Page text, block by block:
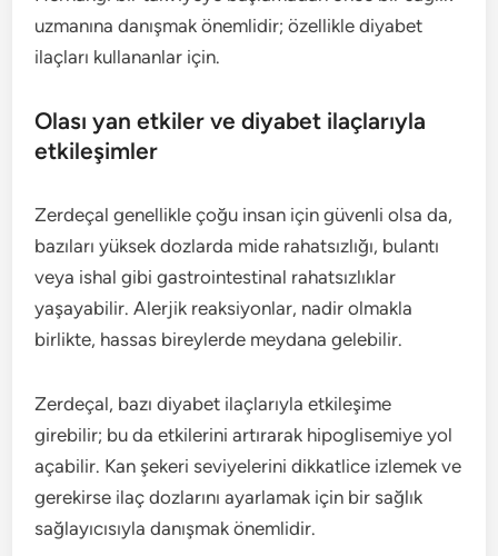
uzmanına danışmak önemlidir; özellikle diyabet
ilaçları kullananlar için.
Olası yan etkiler ve diyabet ilaçlarıyla
etkileşimler
Zerdeçal genellikle çoğu insan için güvenli olsa da,
bazıları yüksek dozlarda mide rahatsızlığı, bulantı
veya ishal gibi gastrointestinal rahatsızlıklar
yaşayabilir. Alerjik reaksiyonlar, nadir olmakla
birlikte, hassas bireylerde meydana gelebilir.
Zerdeçal, bazı diyabet ilaçlarıyla etkileşime
girebilir; bu da etkilerini artırarak hipoglisemiye yol
açabilir. Kan şekeri seviyelerini dikkatlice izlemek ve
gerekirse ilaç dozlarını ayarlamak için bir sağlık
sağlayıcısıyla danışmak önemlidir.